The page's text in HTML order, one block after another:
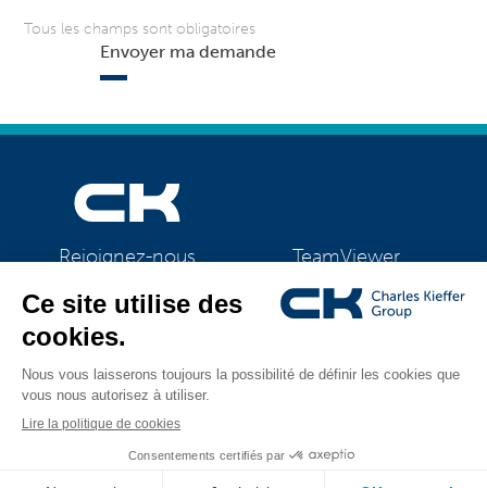
Tous les champs sont obligatoires
Envoyer ma demande
Rejoignez-nous TeamViewer
CK Support Mac / PC
©2026 CK Group
Tous droits réservés|Mentions légales
Politique de cookies|Gestion des cookies